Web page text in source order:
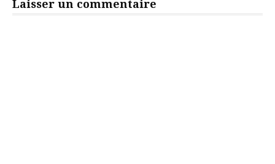
Laisser un commentaire